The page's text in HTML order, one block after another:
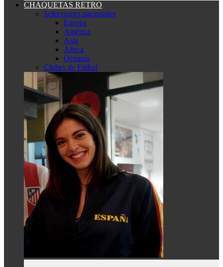
CHAQUETAS RETRO
Selecciones nacionales
Europa
América
Asia
África
Oceanía
Clubes de Fútbol